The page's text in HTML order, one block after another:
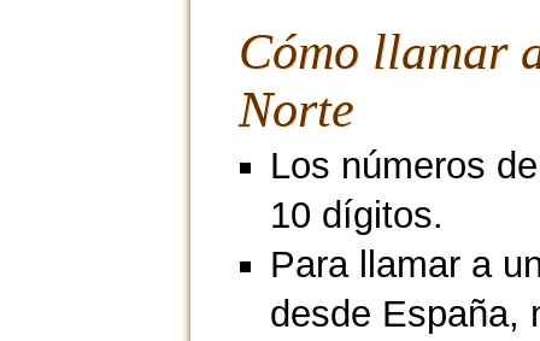
Cómo llamar
Norte
Los números
10 dígitos.
Para llamar a
desde España,